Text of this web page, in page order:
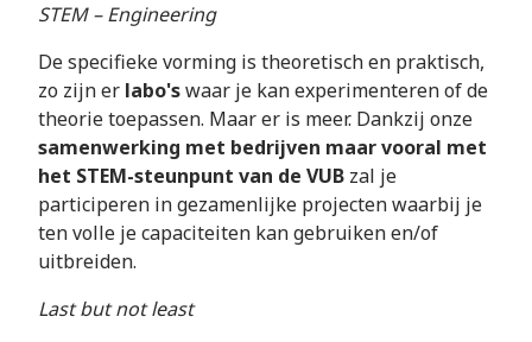
STEM – Engineering
De specifieke vorming is theoretisch en praktisch,
zo zijn er labo'swaar je kan experimenteren of de
theorie toepassen. Maar er is meer. Dankzij onze
samenwerking met bedrijven maar vooral met
het STEM-steunpunt van de VUB zal je
participeren in gezamenlijke projecten waarbij je
ten volle je capaciteiten kan gebruiken en/of
uitbreiden.
Last but not least